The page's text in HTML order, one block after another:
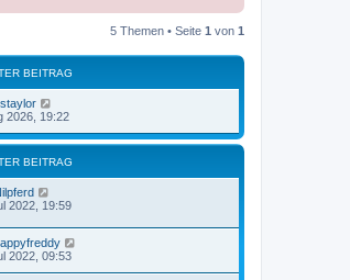
5 Themen • Seite 1 von 1
BEITRAG
2026, 19:22
BEITRAG
2022, 19:59
2022, 09:53